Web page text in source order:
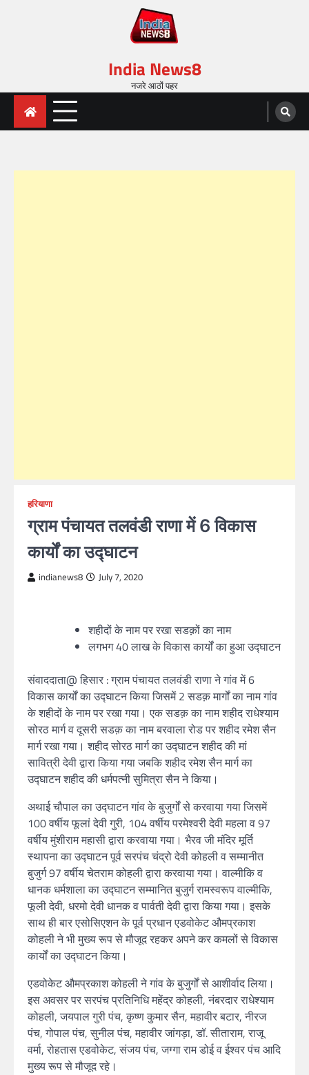
India News8
नजरे आठों पहर
हरियाणा
ग्राम पंचायत तलवंडी राणा में 6 विकास
कार्यों का उद्घाटन
indianews8 July 7, 2020
शहीदों के नाम पर रखा सडक़ों का नाम
लगभग 40 लाख के विकास कार्यों का हुआ उद्घाटन
संवाददाता@ हिसार : ग्राम पंचायत तलवंडी राणा ने गांव में 6
विकास कार्यों का उद्घाटन किया जिसमें 2 सडक़ मार्गों का नाम गांव
के शहीदों के नाम पर रखा गया। एक सडक़ का नाम शहीद राधेश्याम
सोरठ मार्ग व दूसरी सडक़ का नाम बरवाला रोड पर शहीद रमेश सैन
मार्ग रखा गया। शहीद सोरठ मार्ग का उद्घाटन शहीद की मां
सावित्री देवी द्वारा किया गया जबकि शहीद रमेश सैन मार्ग का
उद्घाटन शहीद की धर्मपत्नी सुमित्रा सैन ने किया।
अथाई चौपाल का उद्घाटन गांव के बुजुर्गों से करवाया गया जिसमें
100 वर्षीय फूलां देवी गुरी, 104 वर्षीय परमेश्वरी देवी महला व 97
वर्षीय मुंशीराम महासी द्वारा करवाया गया। भैरव जी मंदिर मूर्ति
स्थापना का उद्घाटन पूर्व सरपंच चंद्रो देवी कोहली व सम्मानीत
बुजुर्ग 97 वर्षीय चेतराम कोहली द्वारा करवाया गया। वाल्मीकि व
धानक धर्मशाला का उद्घाटन सम्मानित बुजुर्ग रामस्वरूप वाल्मीकि,
फूली देवी, धरमो देवी धानक व पार्वती देवी द्वारा किया गया। इसके
साथ ही बार एसोसिएशन के पूर्व प्रधान एडवोकेट औमप्रकाश
कोहली ने भी मुख्य रूप से मौजूद रहकर अपने कर कमलों से विकास
कार्यों का उद्घाटन किया।
एडवोकेट औमप्रकाश कोहली ने गांव के बुजुर्गों से आशीर्वाद लिया।
इस अवसर पर सरपंच प्रतिनिधि महेंद्र कोहली, नंबरदार राधेश्याम
कोहली, जयपाल गुरी पंच, कृष्ण कुमार सैन, महावीर बटार, नीरज
पंच, गोपाल पंच, सुनील पंच, महावीर जांगड़ा, डॉ. सीताराम, राजू
वर्मा, रोहतास एडवोकेट, संजय पंच, जग्गा राम डोई व ईश्वर पंच आदि
मुख्य रूप से मौजूद रहे।